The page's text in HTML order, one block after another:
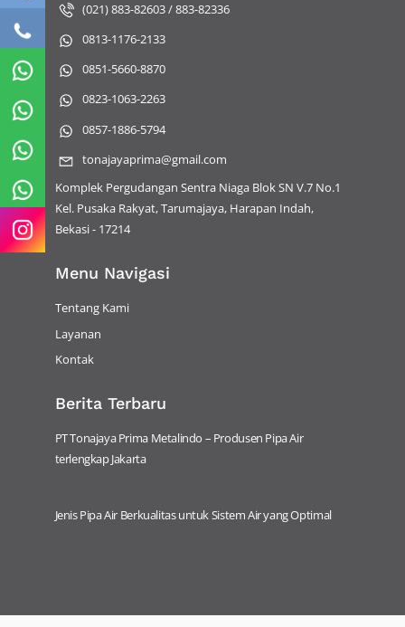
(021) 883-82603 / 883-82336
0813-1176-2133
0851-5660-8870
0823-1063-2263
0857-1886-5794
tonajayaprima@gmail.com
Komplek Pergudangan Sentra Niaga Blok SN V.7 No.1
Kel. Pusaka Rakyat, Tarumajaya, Harapan Indah,
Bekasi - 17214
Menu Navigasi
Tentang Kami
Layanan
Kontak
Berita Terbaru
PT Tonajaya Prima Metalindo – Produsen Pipa Air
terlengkap Jakarta
Jenis Pipa Air Berkualitas untuk Sistem Air yang Optimal